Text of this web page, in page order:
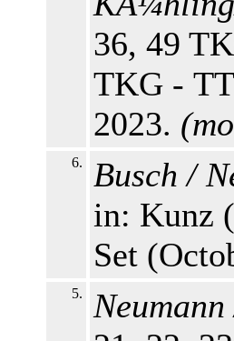
36, 49
TKG -
2023. (
6. Busch /
in: Kunz
Set
5.